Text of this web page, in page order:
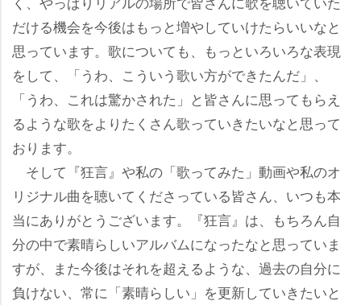
だける機会を今後はもっと増やしていけたらいいなと
思っています。歌についても、もっといろいろな表現
をして、「うわ、こういう歌い方ができたんだ」、
「うわ、これは驚かされた」と皆さんに思ってもらえ
るような歌をよりたくさん歌っていきたいなと思って
おります。
そして『狂言』や私の「歌ってみた」動画や私のオ
リジナル曲を聴いてくださっている皆さん、いつも本
当にありがとうございます。『狂言』は、もちろん自
分の中で素晴らしいアルバムになったなと思っていま
すが、また今後はそれを超えるような、過去の自分に
負けない、常に「素晴らしい」を更新していきたいと